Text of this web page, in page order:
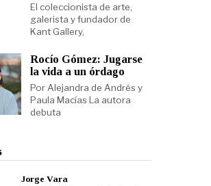
El coleccionista de arte,
galerista y fundador de
Kant Gallery,
Rocío Gómez: Jugarse
la vida a un órdago
Por Alejandra de Andrés y
Paula Macías La autora
debuta
Jorge Vara